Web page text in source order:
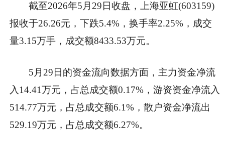
截至2026年5月29日收盘，上海亚虹(603159)
报收于26.26元，下跌5.4%，换手率2.25%，成交
量3.15万手，成交额8433.53万元。
5月29日的资金流向数据方面，主力资金净流
入14.41万元，占总成交额0.17%，游资资金净流入
514.77万元，占总成交额6.1%，散户资金净流出
529.19万元，占总成交额6.27%。